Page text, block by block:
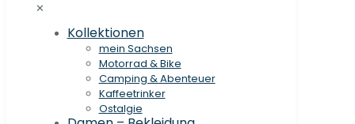
✕
Kollektionen
mein Sachsen
Motorrad & Bike
Camping & Abenteuer
Kaffeetrinker
Ostalgie